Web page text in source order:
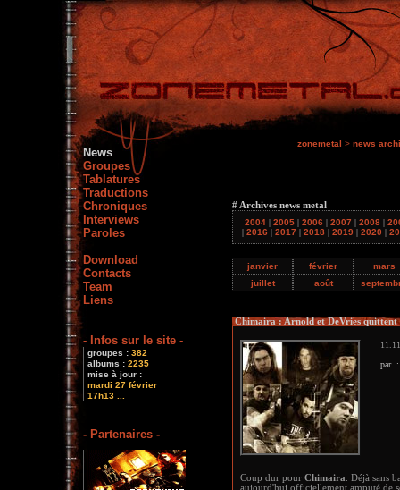
News
Groupes
Tablatures
Traductions
Chroniques
Interviews
Paroles
Download
Contacts
Team
Liens
- Infos sur le site -
groupes : 382
albums : 2235
mise à jour :
mardi 27 février
17h13 ...
- Partenaires -
zonemetal > news
# Archives news metal
2004 | 2005 | 2006 | 2007 | 2008 |
| 2016 | 2017 | 2018 | 2019 | 2020 |
janvier février
mars
juillet
août
Chimaira : Arnold et DeVries quittent
par
Coup dur pour Chimaira . Déjà sans
aujourd'hui officiellement amputé de